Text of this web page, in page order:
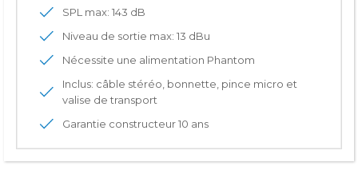
SPL max: 143 dB
Niveau de sortie max: 13 dBu
Nécessite une alimentation Phantom
Inclus: câble stéréo, bonnette, pince micro et
valise de transport
Garantie constructeur 10 ans